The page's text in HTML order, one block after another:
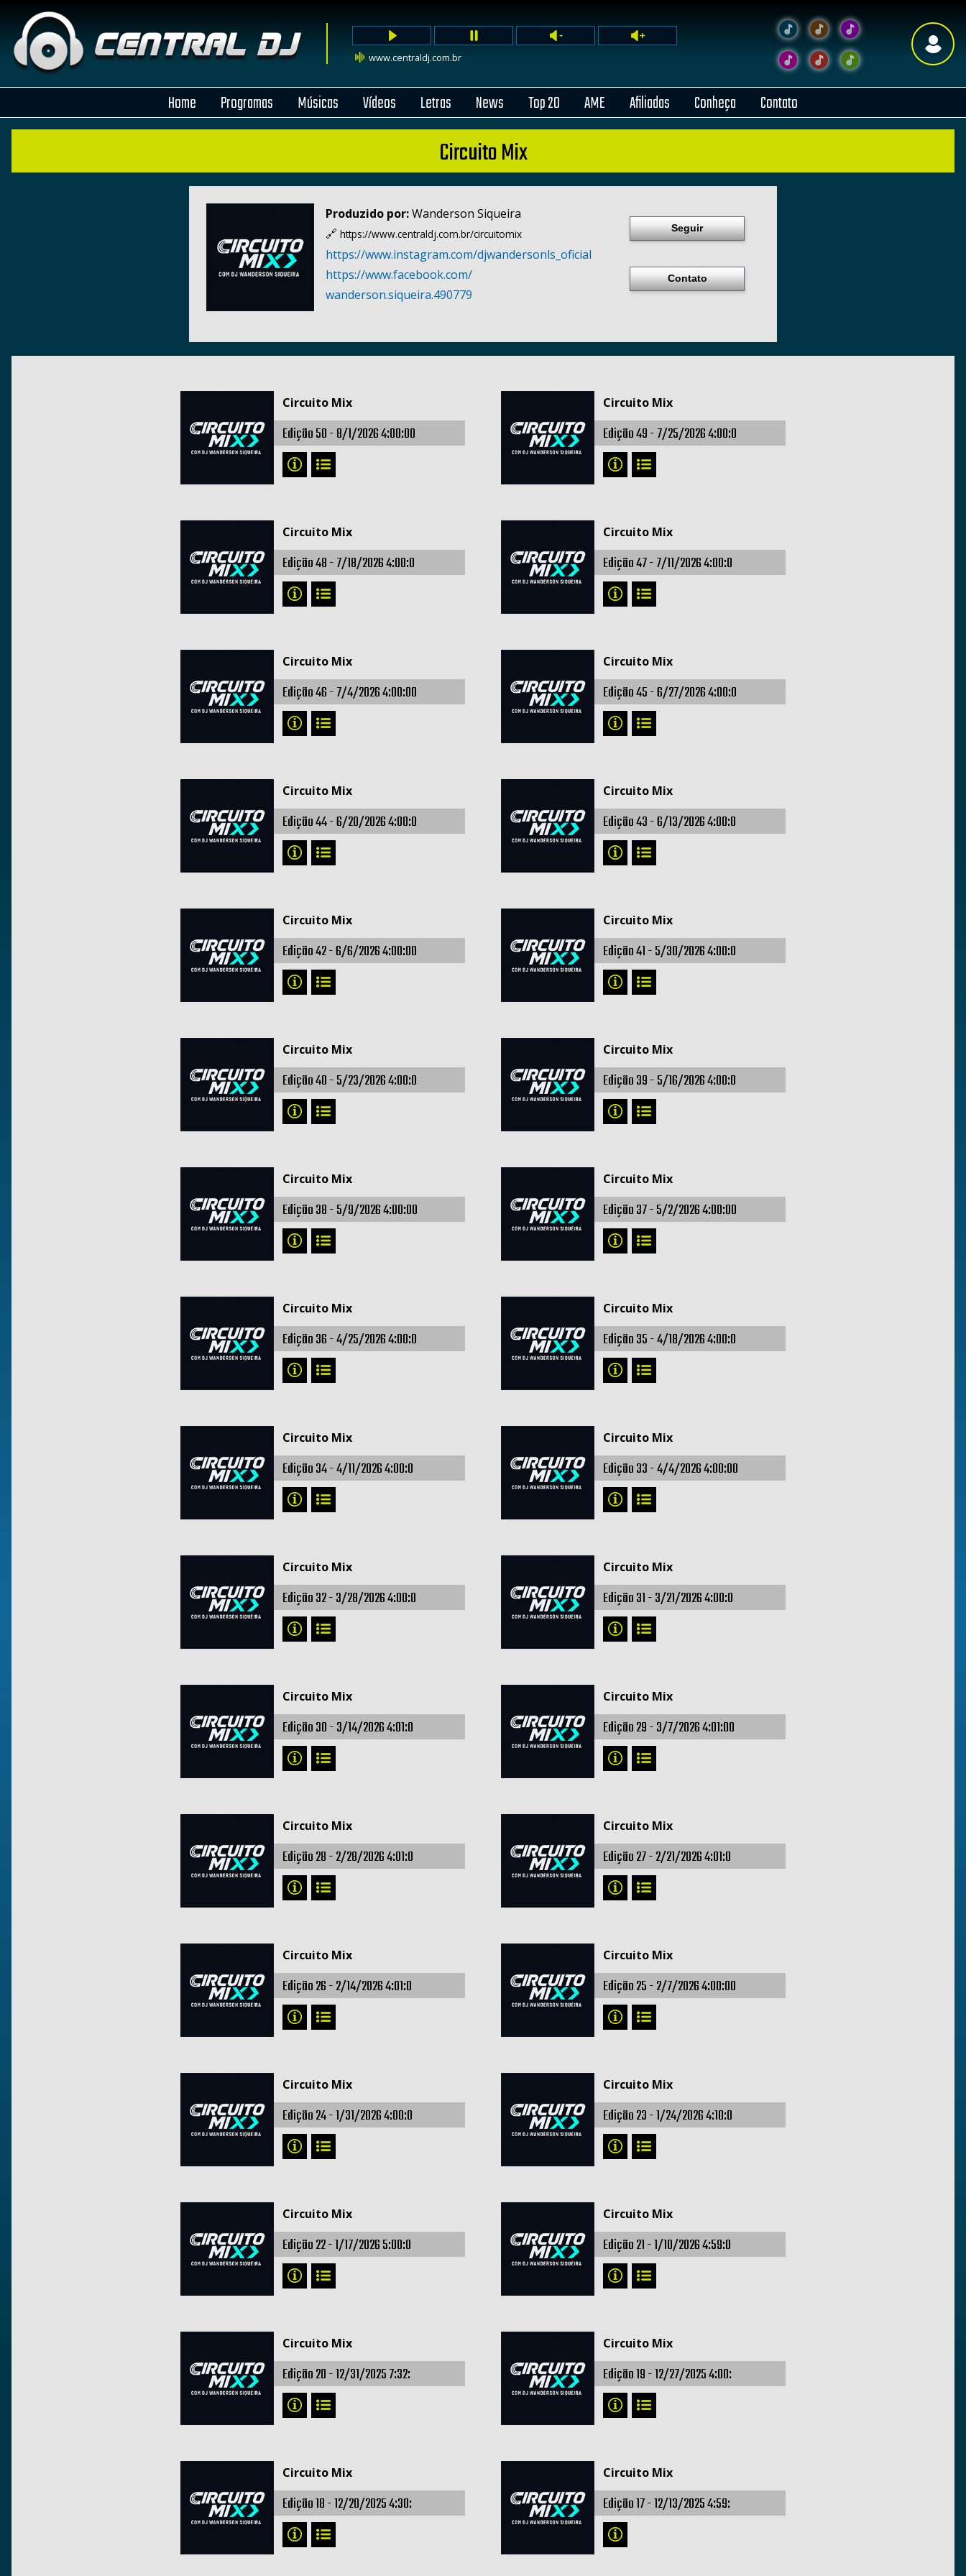
www.centraldj.com.br
Home Programas Músicas Vídeos Letras News Top 20 AME Afiliadas Conheça Contato
Circuito Mix
Produzido por:Wanderson Siqueira
🔗 https://www.centraldj.com.br/circuitomix
https://www.instagram.com/djwandersonls_oficial
https://www.facebook.com/
wanderson.siqueira.490779
Seguir
Contato
Circuito Mix
Edição 50 -8/1/2026 4:00:00
Circuito Mix
Edição 49 -7/25/2026 4:00:0
Circuito Mix
Edição 48 -7/18/2026 4:00:0
Circuito Mix
Edição 47 -7/11/2026 4:00:0
Circuito Mix
Edição 46 -7/4/2026 4:00:00
Circuito Mix
Edição 45 -6/27/2026 4:00:0
Circuito Mix
Edição 44 -6/20/2026 4:00:0
Circuito Mix
Edição 43 -6/13/2026 4:00:0
Circuito Mix
Edição 42 -6/6/2026 4:00:00
Circuito Mix
Edição 41 -5/30/2026 4:00:0
Circuito Mix
Edição 40 -5/23/2026 4:00:0
Circuito Mix
Edição 39 -5/16/2026 4:00:0
Circuito Mix
Edição 38 -5/9/2026 4:00:00
Circuito Mix
Edição 37 -5/2/2026 4:00:00
Circuito Mix
Edição 36 -4/25/2026 4:00:0
Circuito Mix
Edição 35 -4/18/2026 4:00:0
Circuito Mix
Edição 34 -4/11/2026 4:00:0
Circuito Mix
Edição 33 -4/4/2026 4:00:00
Circuito Mix
Edição 32 -3/28/2026 4:00:0
Circuito Mix
Edição 31 -3/21/2026 4:00:0
Circuito Mix
Edição 30 -3/14/2026 4:01:0
Circuito Mix
Edição 29 -3/7/2026 4:01:00
Circuito Mix
Edição 28 -2/28/2026 4:01:0
Circuito Mix
Edição 27 -2/21/2026 4:01:0
Circuito Mix
Edição 26 -2/14/2026 4:01:0
Circuito Mix
Edição 25 -2/7/2026 4:00:00
Circuito Mix
Edição 24 -1/31/2026 4:00:0
Circuito Mix
Edição 23 -1/24/2026 4:10:0
Circuito Mix
Edição 22 -1/17/2026 5:00:0
Circuito Mix
Edição 21 -1/10/2026 4:59:0
Circuito Mix
Edição 20 -12/31/2025 7:32:
Circuito Mix
Edição 19 -12/27/2025 4:00:
Circuito Mix
Edição 18 -12/20/2025 4:30:
Circuito Mix
Edição 17 -12/13/2025 4:59: